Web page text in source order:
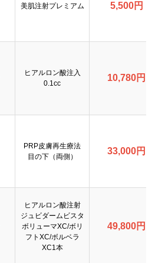
美肌注射プレミアム 5,500円
ヒアルロン酸注入
0.1cc
10,780円
PRP皮膚再生療法
目の下（両側）
33,000円
ヒアルロン酸注射
ジュビダームビスタ
ボリューマXC/ボリ
フトXC/ボルベラ
XC1本
49,800円